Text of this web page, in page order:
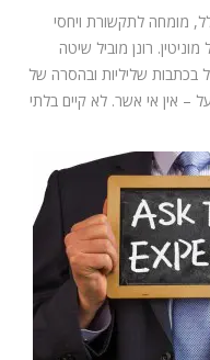
מומחה לתקשורת ויחסי
רונן מוביל שיטה
בכתבות שליליות ובהסרה של
– אין אי אשר. לא קיים בלתי